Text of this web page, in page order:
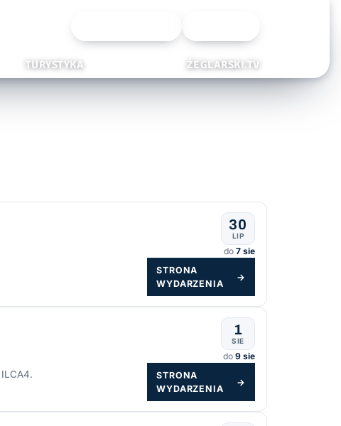
TURYSTYKA ŻEGLARSKI.TV
30
LIP
do 7 sie
STRONA
WYDARZENIA
→
1
SIE
do 9 sie
STRONA
WYDARZENIA
→